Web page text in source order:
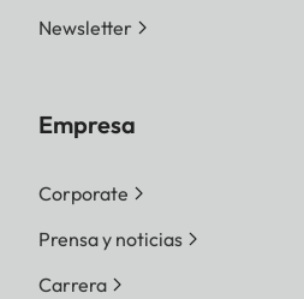
Newsletter
Empresa
Corporate
Prensa y noticias
Carrera